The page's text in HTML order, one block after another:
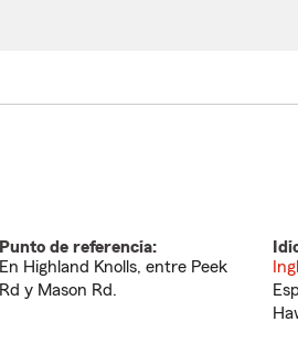
Punto de referencia:
En Highland Knolls, entre Peek
Rd y Mason Rd.